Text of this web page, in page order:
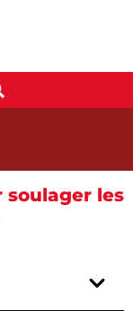
soulager les